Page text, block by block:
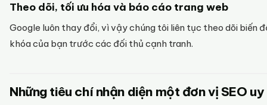
Theo dõi, tối ưu hóa và báo cáo trang web
Google luôn thay đổi, vì vậy chúng tôi liên tục theo dõi biến
khóa của bạn trước các đối thủ cạnh tranh.
Những tiêu chí nhận diện một đơn vị SEO